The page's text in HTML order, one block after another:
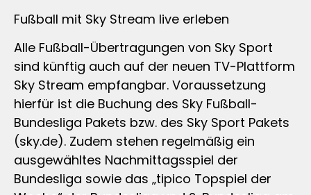
Fußball mit Sky Stream live erleben
Alle Fußball-Übertragungen von Sky Sport
sind künftig auch auf der neuen TV-Plattform
Sky Stream empfangbar. Voraussetzung
hierfür ist die Buchung des Sky Fußball-
Bundesliga Pakets bzw. des Sky Sport Pakets
(sky.de). Zudem stehen regelmäßig ein
ausgewähltes Nachmittagsspiel der
Bundesliga sowie das „tipico Topspiel der